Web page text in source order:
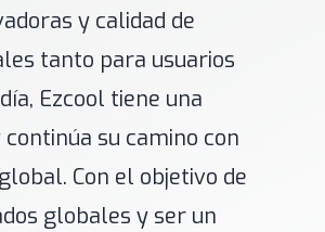
y calidad de
tanto para usuarios
Ezcool tiene una
su camino con
Con el objetivo de
globales y ser un